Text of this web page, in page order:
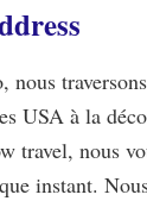
nous
USA à la
travel, nous
instant.